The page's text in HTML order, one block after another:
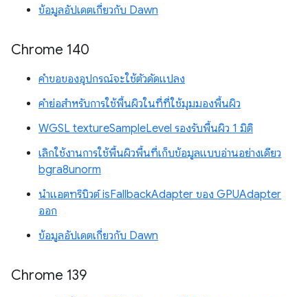
ข้อมูลอัปเดตเกี่ยวกับ Dawn
Chrome 140
คำขอของอุปกรณ์จะใช้ตัวดัดแปลง
คำย่อสำหรับการใช้พื้นผิวในที่ที่ใช้มุมมองพื้นผิว
WGSL textureSampleLevel รองรับพื้นผิว 1 มิติ
เลิกใช้งานการใช้พื้นผิวพื้นที่เก็บข้อมูลแบบอ่านอย่างเดียว
bgra8unorm
นำแอตทริบิวต์ isFallbackAdapter ของ GPUAdapter
ออก
ข้อมูลอัปเดตเกี่ยวกับ Dawn
Chrome 139